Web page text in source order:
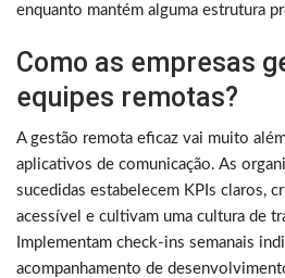
enquanto mantém alguma estrutura
Como as empresas
equipes remotas?
A gestão remota eficaz vai muito
aplicativos de comunicação. As
sucedidas estabelecem KPIs claros,
acessível e cultivam uma cultura de
Implementam check-ins semanais
acompanhamento de